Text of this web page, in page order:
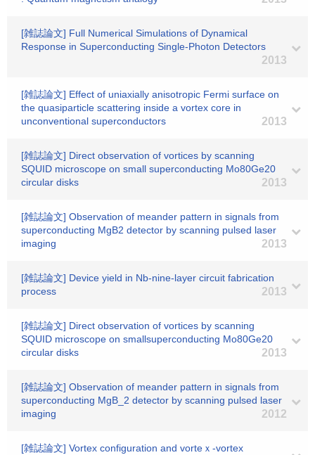
[雑誌論文] Full Numerical Simulations of Dynamical
Response in Superconducting Single-Photon Detectors
2013
[雑誌論文] Effect of uniaxially anisotropic Fermi surface on
the quasiparticle scattering inside a vortex core in
unconventional superconductors
2013
[雑誌論文] Direct observation of vortices by scanning
SQUID microscope on small superconducting Mo80Ge20
circular disks
2013
[雑誌論文] Observation of meander pattern in signals from
superconducting MgB2 detector by scanning pulsed laser
imaging
2013
[雑誌論文] Device yield in Nb-nine-layer circuit fabrication
process
2013
[雑誌論文] Direct observation of vortices by scanning
SQUID microscope on smallsuperconducting Mo80Ge20
circular disks
2013
[雑誌論文] Observation of meander pattern in signals from
superconducting MgB_2 detector by scanning pulsed laser
imaging
2012
[雑誌論文] Vortex configuration and vorteｘ-vortex